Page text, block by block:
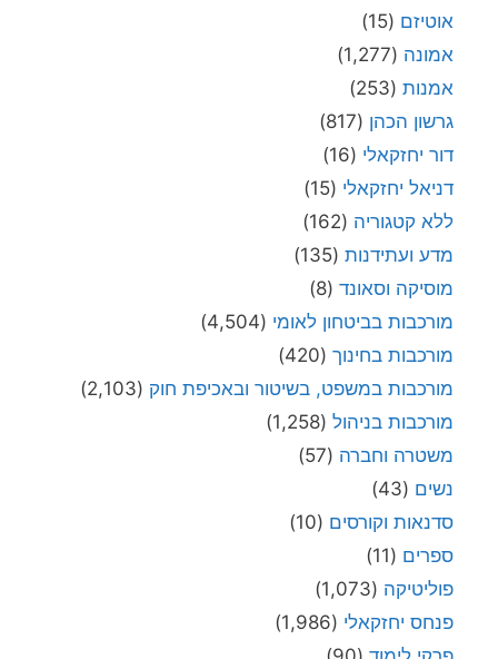
אוטיזם (15)
אמונה (1,277)
אמנות (253)
גרשון הכהן (817)
דור יחזקאלי (16)
דניאל יחזקאלי (15)
ללא קטגוריה (162)
מדע ועתידנות (135)
מוסיקה וסאונד (8)
מורכבות בביטחון לאומי (4,504)
מורכבות בחינוך (420)
מורכבות במשפט, בשיטור ובאכיפת חוק (2,103)
מורכבות בניהול (1,258)
משטרה וחברה (57)
נשים (43)
סדנאות וקורסים (10)
ספרים (11)
פוליטיקה (1,073)
פנחס יחזקאלי (1,986)